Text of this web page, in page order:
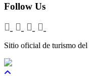
Follow Us
Sitio oficial de turismo del